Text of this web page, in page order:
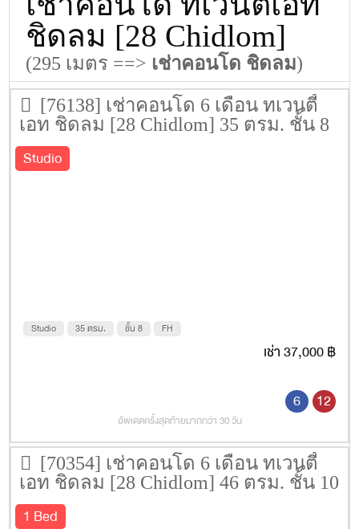
ชิดลม [28 Chidlom]
(295 เมตร ==> เช่าคอนโด ชิดลม)
[76138] เช่าคอนโด 6 เดือน ทเวนตี้
เอท ชิดลม [28 Chidlom] 35 ตรม. ชั้น 8
Studio
Studio 35 ตรม. ชั้น 8 FH
เช่า 37,000 ฿
6 12
อัพเดตครั้งสุดท้ายมากกว่า 30 วัน
[70354] เช่าคอนโด 6 เดือน ทเวนตี้
เอท ชิดลม [28 Chidlom] 46 ตรม. ชั้น 10
1 Bed